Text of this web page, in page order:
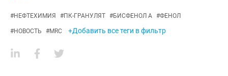
#НЕФТЕХИМИЯ #ПК-ГРАНУЛЯТ #БИСФЕНОЛ А #ФЕНОЛ
#НОВОСТЬ #MRC +Добавить все теги в фильтр